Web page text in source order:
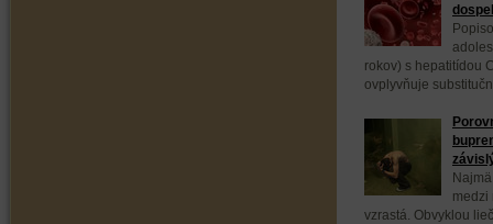
rokov) s hepatitídou
ovplyvňuje
medzi
vzrastá. Obvyklou